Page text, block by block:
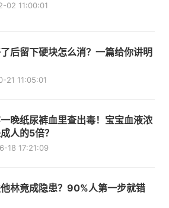
02 11:00:01
后留下硬块怎么消？一篇给你讲明
21 11:05:01
晚纸尿裤血里查出毒！宝宝血液浓
人的5倍？
18 17:21:09
林竟成隐患？90%人第一步就错